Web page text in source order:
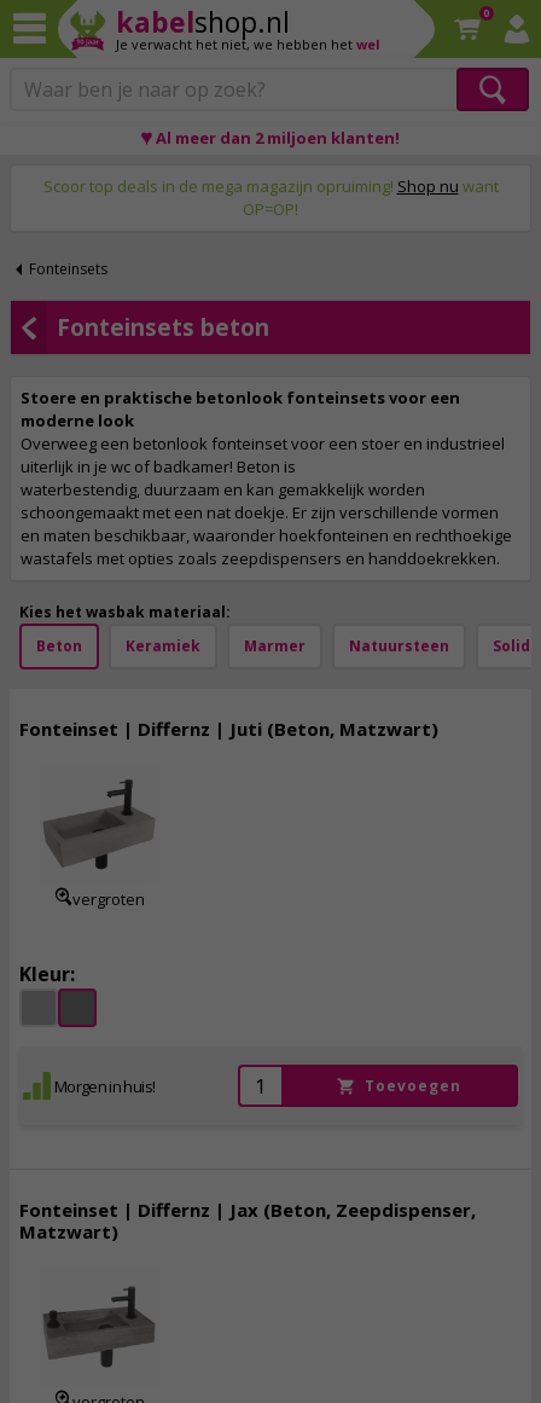
kabelshop.nl
Je verwacht het niet, we hebben het wel
0
♥ Al meer dan 2 miljoen klanten!
Scoor top deals in de mega magazijn opruiming! Shop nu want
OP=OP!
Fonteinsets
Fonteinsets beton
Stoere en praktische betonlook fonteinsets voor een
moderne look
Overweeg een betonlook fonteinset voor een stoer en industrieel
uiterlijk in je wc of badkamer! Beton is
waterbestendig, duurzaam en kan gemakkelijk worden
schoongemaakt met een nat doekje. Er zijn verschillende vormen
en maten beschikbaar, waaronder hoekfonteinen en rechthoekige
wastafels met opties zoals zeepdispensers en handdoekrekken.
Kies het wasbak materiaal:
Beton
Keramiek Marmer Natuursteen Solid
Fonteinset | Differnz | Juti (Beton, Matzwart)
vergroten
Kleur:
Morgen in huis! Toevoegen
Fonteinset | Differnz | Jax (Beton, Zeepdispenser,
Matzwart)